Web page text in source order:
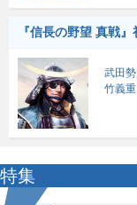
『信長の野望 真戦
武田
竹義
特集